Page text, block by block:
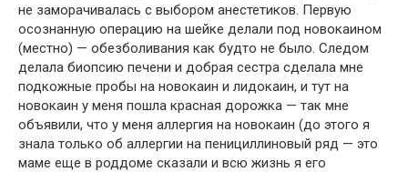
не заморачивалась с выбором анестетиков. Первую
осознанную операцию на шейке делали под новокаином
(местно) — обезболивания как будто не было. Следом
делала биопсию печени и добрая сестра сделала мне
подкожные пробы на новокаин и лидокаин, и тут на
новокаин у меня пошла красная дорожка — так мне
объявили, что у меня аллергия на новокаин (до этого я
знала только об аллергии на пенициллиновый ряд — это
маме еще в роддоме сказали и всю жизнь я его